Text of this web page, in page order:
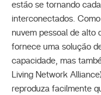
estão se tornando
interconectados.
nuvem pessoal de alto
fornece uma solução
capacidade, mas
Living Network
reproduza facilmente